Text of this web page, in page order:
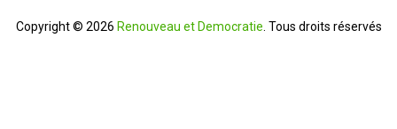
Copyright © 2026 Renouveau et Democratie . Tous droits réservés